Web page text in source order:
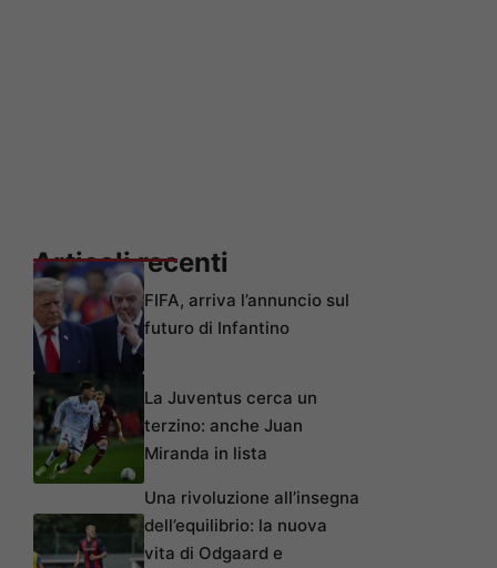
Articoli recenti
FIFA, arriva l’annuncio sul
futuro di Infantino
La Juventus cerca un
terzino: anche Juan
Miranda in lista
Una rivoluzione all’insegna
dell’equilibrio: la nuova
vita di Odgaard e